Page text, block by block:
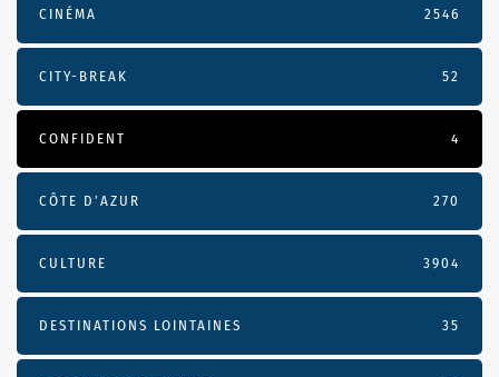
CINÉMA 2546
CITY-BREAK 52
CONFIDENT 4
CÔTE D’AZUR 270
CULTURE 3904
DESTINATIONS LOINTAINES 35